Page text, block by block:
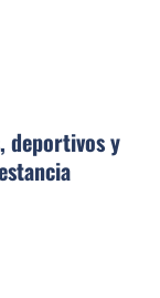
deportivos y